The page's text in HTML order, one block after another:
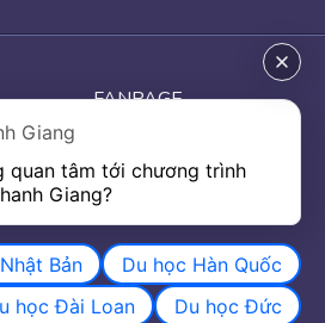
FANPAGE
GOOGLE MAP
Giang
quan tâm tới chương trình
Giang?
Bản
Du học Hàn Quốc
học Đài Loan
Du học Đức